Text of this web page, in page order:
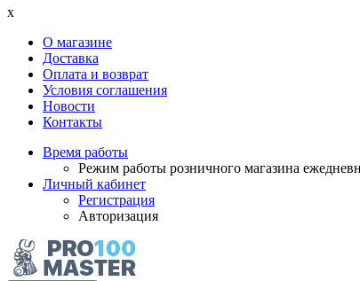
x
О магазине
Доставка
Оплата и возврат
Условия соглашения
Новости
Контакты
Время работы
Режим работы розничного магазина
Личный кабинет
Регистрация
Авторизация